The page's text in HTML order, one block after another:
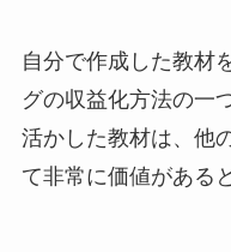
自分で作成した教材
グの収益化方法の一
活かした教材は、他
て非常に価値がある